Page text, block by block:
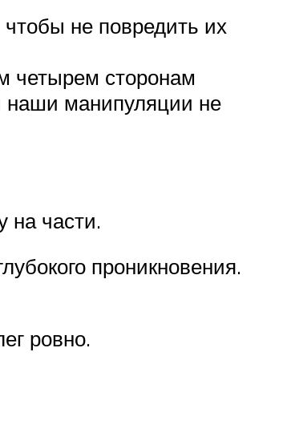
не повредить их
четырем сторонам
наши манипуляции не
на части.
проникновения.
ровно.